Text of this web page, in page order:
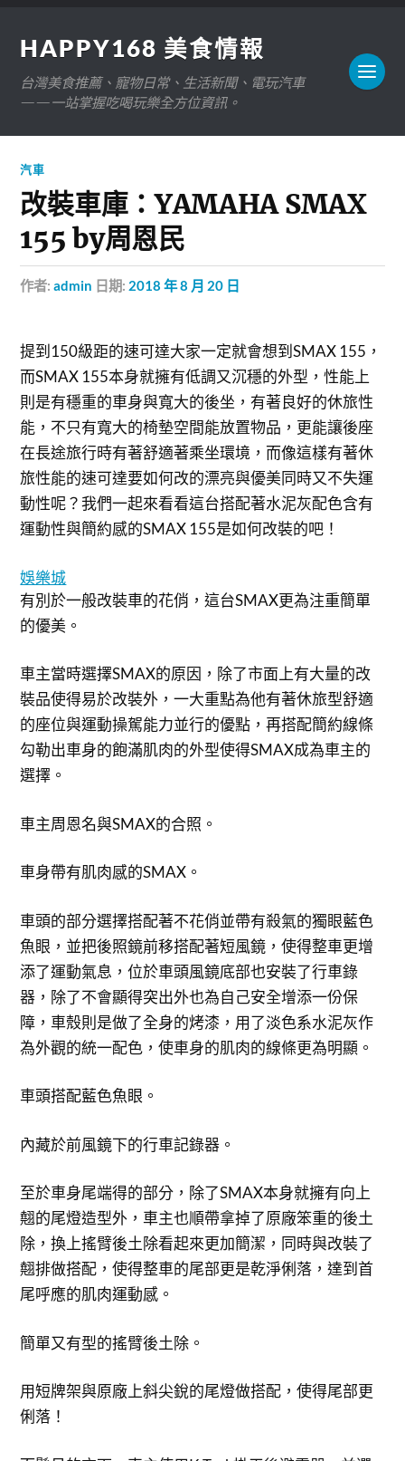
HAPPY168 美食情報
台灣美食推薦、寵物日常、生活新聞、電玩汽車
——一站掌握吃喝玩樂全方位資訊。
汽車
改裝車庫：YAMAHA SMAX
155 by周恩民
作者:admin 日期: 2018 年 8 月 20 日
提到150級距的速可達大家一定就會想到SMAX 155，
而SMAX 155本身就擁有低調又沉穩的外型，性能上
則是有穩重的車身與寬大的後坐，有著良好的休旅性
能，不只有寬大的椅墊空間能放置物品，更能讓後座
在長途旅行時有著舒適著乘坐環境，而像這樣有著休
旅性能的速可達要如何改的漂亮與優美同時又不失運
動性呢？我們一起來看看這台搭配著水泥灰配色含有
運動性與簡約感的SMAX 155是如何改裝的吧！
娛樂城
有別於一般改裝車的花俏，這台SMAX更為注重簡單
的優美。
車主當時選擇SMAX的原因，除了市面上有大量的改
裝品使得易於改裝外，一大重點為他有著休旅型舒適
的座位與運動操駕能力並行的優點，再搭配簡約線條
勾勒出車身的飽滿肌肉的外型使得SMAX成為車主的
選擇。
車主周恩名與SMAX的合照。
車身帶有肌肉感的SMAX。
車頭的部分選擇搭配著不花俏並帶有殺氣的獨眼藍色
魚眼，並把後照鏡前移搭配著短風鏡，使得整車更增
添了運動氣息，位於車頭風鏡底部也安裝了行車錄
器，除了不會顯得突出外也為自己安全增添一份保
障，車殼則是做了全身的烤漆，用了淡色系水泥灰作
為外觀的統一配色，使車身的肌肉的線條更為明顯。
車頭搭配藍色魚眼。
內藏於前風鏡下的行車記錄器。
至於車身尾端得的部分，除了SMAX本身就擁有向上
翹的尾燈造型外，車主也順帶拿掉了原廠笨重的後土
除，換上搖臂後土除看起來更加簡潔，同時與改裝了
翹排做搭配，使得整車的尾部更是乾淨俐落，達到首
尾呼應的肌肉運動感。
簡單又有型的搖臂後土除。
用短牌架與原廠上斜尖銳的尾燈做搭配，使得尾部更
俐落！